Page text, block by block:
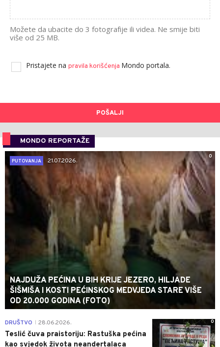
Možete da ubacite do 3 fotografije ili videa. Ne smije biti
više od 25 MB.
Pristajete na pravila korišćenja Mondo portala.
POŠALJI
MONDO REPORTAŽE
0
PUTOVANJA
21.07.2026.
NAJDUŽA PEĆINA U BIH KRIJE JEZERO, HILJADE
ŠIŠMIŠA I KOSTI PEĆINSKOG MEDVJEDA STARE VIŠE
OD 20.000 GODINA (FOTO)
0
DRUŠTVO 28.06.2026.
Teslić čuva praistoriju: Rastuška pećina
kao svjedok života neandertalaca